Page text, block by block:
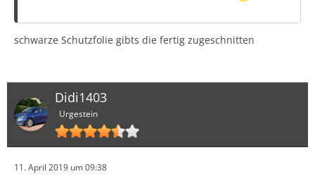
schwarze Schutzfolie gibts die fertig zugeschnitten
Didi1403
Urgestein
11. April 2019 um 09:38